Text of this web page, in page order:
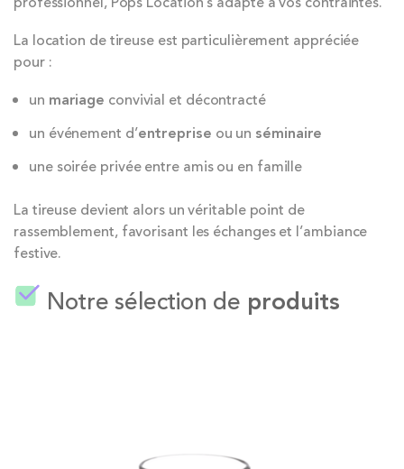
La location de tireuse est particulièrement appréciée
pour :
un mariage convivial et décontracté
un événement d’entreprise ou un séminaire
une soirée privée entre amis ou en famille
La tireuse devient alors un véritable point de
rassemblement, favorisant les échanges et l’ambiance
festive.
Notre sélection de produits